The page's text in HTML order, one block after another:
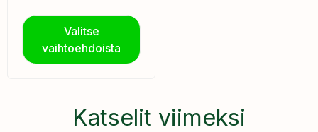
Valitse
vaihtoehdoista
Katselit viimeksi